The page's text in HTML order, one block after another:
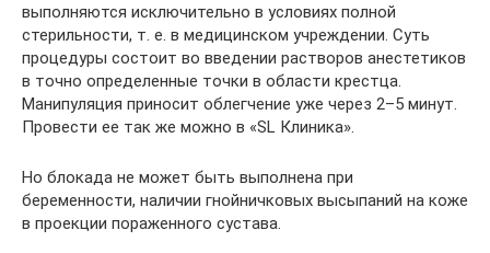
выполняются исключительно в условиях полной
стерильности, т. е. в медицинском учреждении. Суть
процедуры состоит во введении растворов анестетиков
в точно определенные точки в области крестца.
Манипуляция приносит облегчение уже через 2–5 минут.
Провести ее так же можно в «SL Клиника».
Но блокада не может быть выполнена при
беременности, наличии гнойничковых высыпаний на коже
в проекции пораженного сустава.